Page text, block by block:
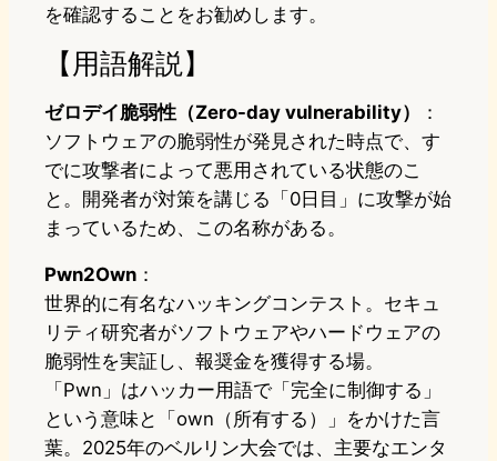
を確認することをお勧めします。
【用語解説】
ゼロデイ脆弱性（Zero-day vulnerability）
：
ソフトウェアの脆弱性が発見された時点で、す
でに攻撃者によって悪用されている状態のこ
と。開発者が対策を講じる「0日目」に攻撃が始
まっているため、この名称がある。
Pwn2Own ：
世界的に有名なハッキングコンテスト。セキュ
リティ研究者がソフトウェアやハードウェアの
脆弱性を実証し、報奨金を獲得する場。
「Pwn」はハッカー用語で「完全に制御する」
という意味と「own（所有する）」をかけた言
葉。2025年のベルリン大会では、主要なエンタ